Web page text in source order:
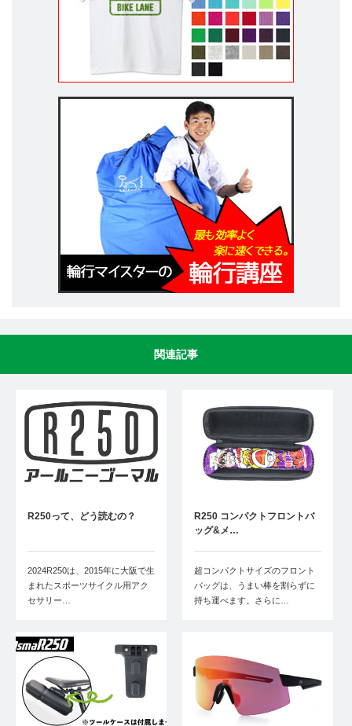
関連記事
R250って、どう読むの？
2024R250は、2015年に大阪で生
まれたスポーツサイクル用アク
セサリー…
R250 コンパクトフロントバ
ッグ&メ…
超コンパクトサイズのフロント
バッグは、うまい棒を割らずに
持ち運べます。さらに…